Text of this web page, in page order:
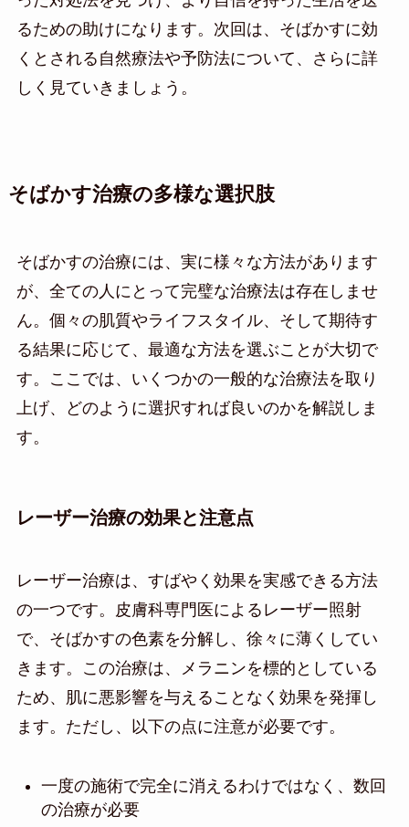
るための助けになります。次回は、そばかすに効
くとされる自然療法や予防法について、さらに詳
しく見ていきましょう。
そばかす治療の多様な選択肢
そばかすの治療には、実に様々な方法があります
が、全ての人にとって完璧な治療法は存在しませ
ん。個々の肌質やライフスタイル、そして期待す
る結果に応じて、最適な方法を選ぶことが大切で
す。ここでは、いくつかの一般的な治療法を取り
上げ、どのように選択すれば良いのかを解説しま
す。
レーザー治療の効果と注意点
レーザー治療は、すばやく効果を実感できる方法
の一つです。皮膚科専門医によるレーザー照射
で、そばかすの色素を分解し、徐々に薄くしてい
きます。この治療は、メラニンを標的としている
ため、肌に悪影響を与えることなく効果を発揮し
ます。ただし、以下の点に注意が必要です。
一度の施術で完全に消えるわけではなく、数回
の治療が必要